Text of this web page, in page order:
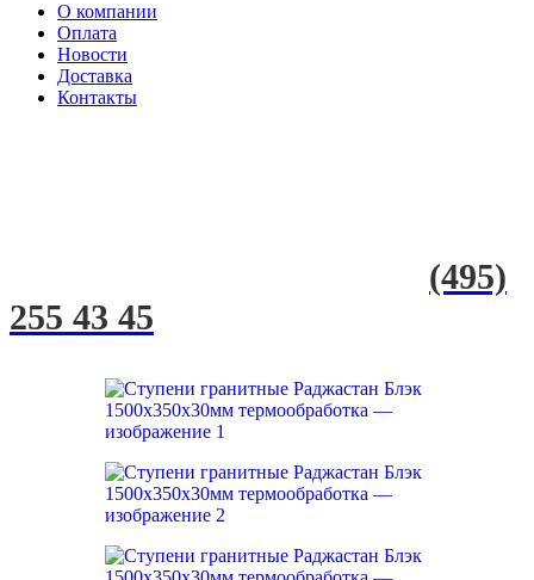
О компании
Оплата
Новости
Доставка
Контакты
(495)
255 43 45